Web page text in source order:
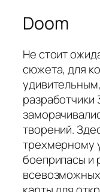
Doom
Не стоит
сюжета, для
творений.
трехмерному
боеприпасы и